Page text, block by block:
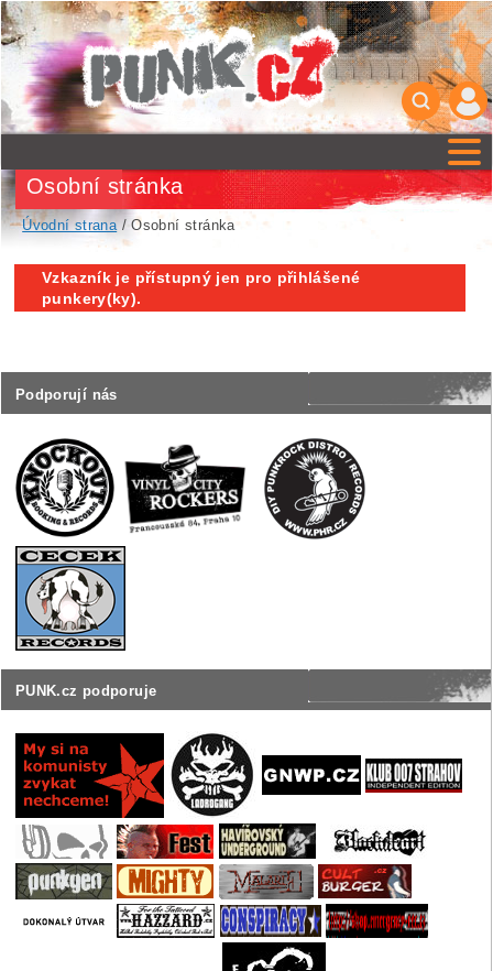
Podporují nás
PUNK.cz podporuje
Osobní stránka
Úvodní strana/ Osobní stránka
Vzkazník je přístupný jen pro přihlášené
punkery(ky).